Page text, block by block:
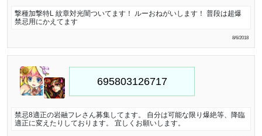
撃種加撃特L 紋章対光闇ついてます！ ルーおねがいします！ 普段は超爆
禁忌用にかえてます
8/6/2018
禁忌8適正の岩融フレさん募集してます。 自分は可能な限り爆絶等、降臨
適正に変えたりしております。 宜しくお願いします。